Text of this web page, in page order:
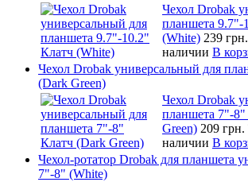
Чехол Drobak
планшета 9.7"-
(White) 239 грн.
наличии В
Чехол Drobak универсальный для
(Dark Green)
Чехол Drobak
планшета 7"-
Green) 209 грн.
наличии В
Чехол-ротатор Drobak для планшета
7"-8" (White)